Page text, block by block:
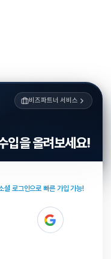
비즈파트너 서비스
입을 올려보세요!
셜 로그인으로 빠른 가입 가능!